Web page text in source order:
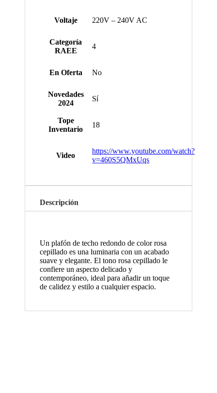
Voltaje 220V – 240V AC
Categoría
RAEE
4
En Oferta No
Novedades
2024
Sí
Tope
Inventario
18
Video
https://www.youtube.com/watch?
v=460S5QMxUqs
Descripción
Un plafón de techo redondo de color rosa
cepillado es una luminaria con un acabado
suave y elegante. El tono rosa cepillado le
confiere un aspecto delicado y
contemporáneo, ideal para añadir un toque
de calidez y estilo a cualquier espacio.